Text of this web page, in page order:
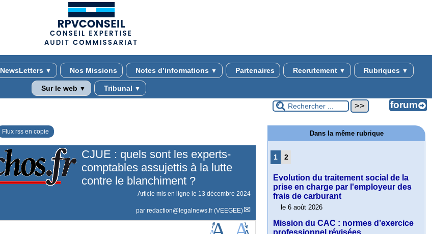
NewsLetters ▼ Nos Missions Notes d’informations ▼ Partenaires Recrutement ▼ Rubriques ▼
Sur le web ▼ Tribunal ▼
Flux rss en copie
CJUE : quels sont les experts-
comptables assujettis à la lutte
contre le blanchiment ?
Article mis en ligne le 13 décembre 2024
par redaction@legalnews.fr (VEEGEE)
Dans la même rubrique
1 2
Evolution du traitement social de la
prise en charge par l'employeur des
frais de carburant
le 6 août 2026
Mission du CAC : normes d’exercice